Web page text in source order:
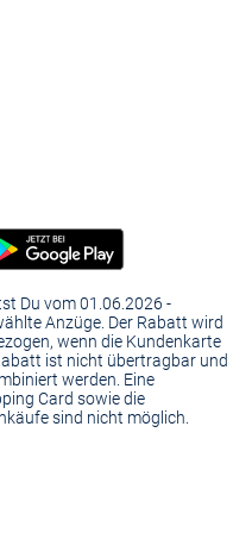
Du vom 01.06.2026 -
Anzüge. Der Rabatt wird
wenn die Kundenkarte
ist nicht übertragbar und
werden. Eine
Card sowie die
sind nicht möglich.